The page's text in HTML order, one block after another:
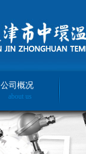
公司概况
about us